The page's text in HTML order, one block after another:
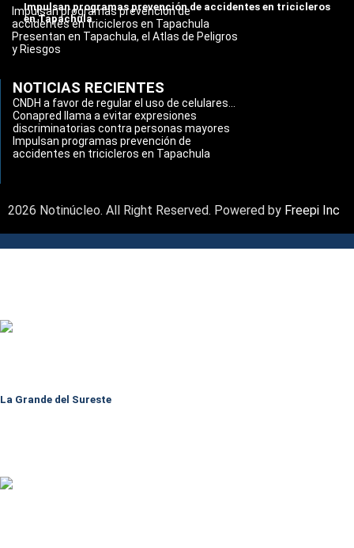
Impulsan programas prevención de accidentes en tricicleros
en Tapachula
Impulsan programas prevención de
accidentes en tricicleros en Tapachula
Presentan en Tapachula, el Atlas de Peligros
y Riesgos
NOTICIAS RECIENTES
CNDH a favor de regular el uso de celulares...
Conapred llama a evitar expresiones
discriminatorias contra personas mayores
Impulsan programas prevención de
accidentes en tricicleros en Tapachula
2026 Notinúcleo. All Right Reserved. Powered by Freepi Inc
La Grande del Sureste